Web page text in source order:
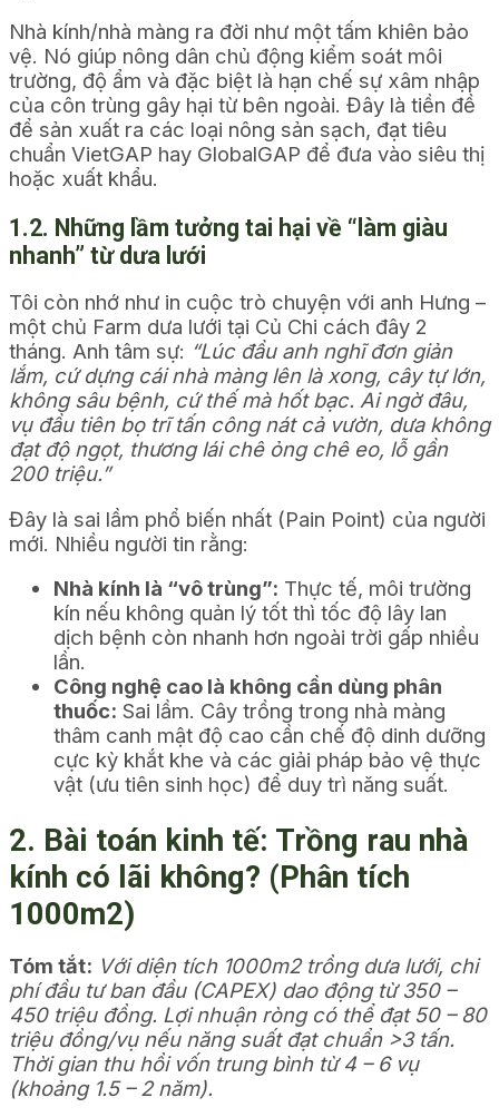
Nhà kính/nhà màng ra đời như một tấm khiên bảo
vệ. Nó giúp nông dân chủ động kiểm soát môi
trường, độ ẩm và đặc biệt là hạn chế sự xâm nhập
của côn trùng gây hại từ bên ngoài. Đây là tiền đề
để sản xuất ra các loại nông sản sạch, đạt tiêu
chuẩn VietGAP hay GlobalGAP để đưa vào siêu thị
hoặc xuất khẩu.
1.2. Những lầm tưởng tai hại về “làm giàu
nhanh” từ dưa lưới
Tôi còn nhớ như in cuộc trò chuyện với anh Hưng –
một chủ Farm dưa lưới tại Củ Chi cách đây 2
tháng. Anh tâm sự: “Lúc đầu anh nghĩ đơn giản
lắm, cứ dựng cái nhà màng lên là xong, cây tự lớn,
không sâu bệnh, cứ thế mà hốt bạc. Ai ngờ đâu,
vụ đầu tiên bọ trĩ tấn công nát cả vườn, dưa không
đạt độ ngọt, thương lái chê ỏng chê eo, lỗ gần
200 triệu.”
Đây là sai lầm phổ biến nhất (Pain Point) của người
mới. Nhiều người tin rằng:
Nhà kính là “vô trùng”: Thực tế, môi trường
kín nếu không quản lý tốt thì tốc độ lây lan
dịch bệnh còn nhanh hơn ngoài trời gấp nhiều
lần.
Công nghệ cao là không cần dùng phân
thuốc: Sai lầm. Cây trồng trong nhà màng
thâm canh mật độ cao cần chế độ dinh dưỡng
cực kỳ khắt khe và các giải pháp bảo vệ thực
vật (ưu tiên sinh học) để duy trì năng suất.
2. Bài toán kinh tế: Trồng rau nhà
kính có lãi không? (Phân tích
1000m2)
Tóm tắt: Với diện tích 1000m2 trồng dưa lưới, chi
phí đầu tư ban đầu (CAPEX) dao động từ 350 –
450 triệu đồng. Lợi nhuận ròng có thể đạt 50 – 80
triệu đồng/vụ nếu năng suất đạt chuẩn >3 tấn.
Thời gian thu hồi vốn trung bình từ 4 – 6 vụ
(khoảng 1.5 – 2 năm).